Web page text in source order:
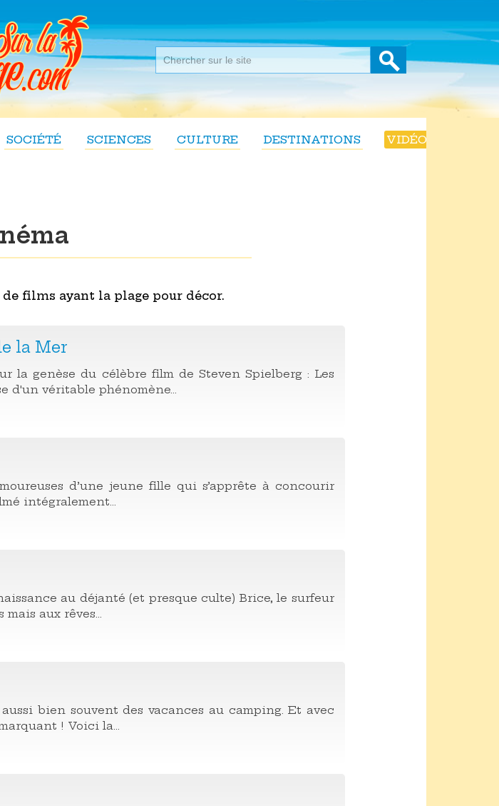
SOCIÉTÉ SCIENCES CULTURE DESTINATIONS VIDÉOS
films ayant la plage pour décor.
la Mer
la genèse du célèbre film de Steven Spielberg : Les
d'un véritable phénomène...
d’une jeune fille qui s’apprête à concourir
intégralement...
au déjanté (et presque culte) Brice, le surfeur
aux rêves...
bien souvent des vacances au camping. Et avec
! Voici la...